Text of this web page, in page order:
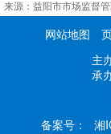
来源：益阳市市场监督
网站地图
主
承
备案号：
湘